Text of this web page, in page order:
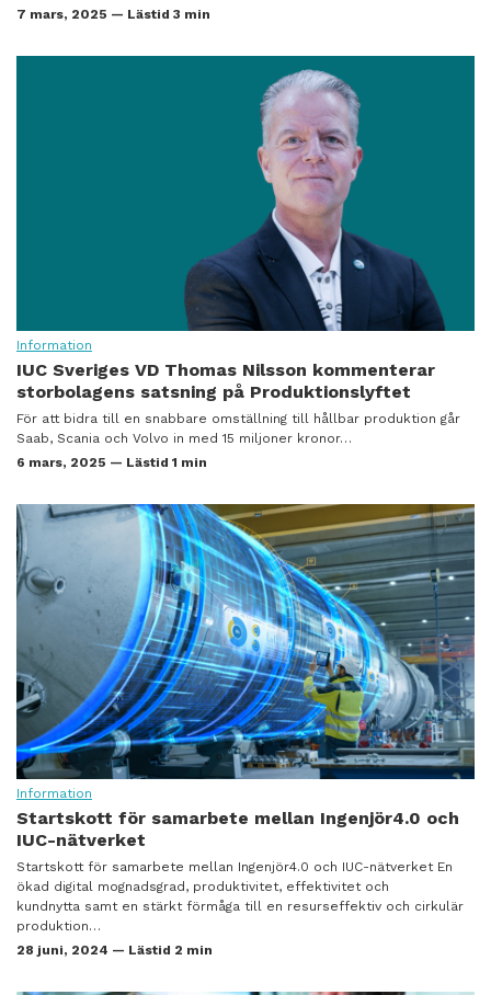
7 mars, 2025 — Lästid 3 min
Information
IUC Sveriges VD Thomas Nilsson kommenterar
storbolagens satsning på Produktionslyftet
För att bidra till en snabbare omställning till hållbar produktion går
Saab, Scania och Volvo in med 15 miljoner kronor…
6 mars, 2025 — Lästid 1 min
Information
Startskott för samarbete mellan Ingenjör4.0 och
IUC-nätverket
Startskott för samarbete mellan Ingenjör4.0 och IUC-nätverket En
ökad digital mognadsgrad, produktivitet, effektivitet och
kundnytta samt en stärkt förmåga till en resurseffektiv och cirkulär
produktion…
28 juni, 2024 — Lästid 2 min